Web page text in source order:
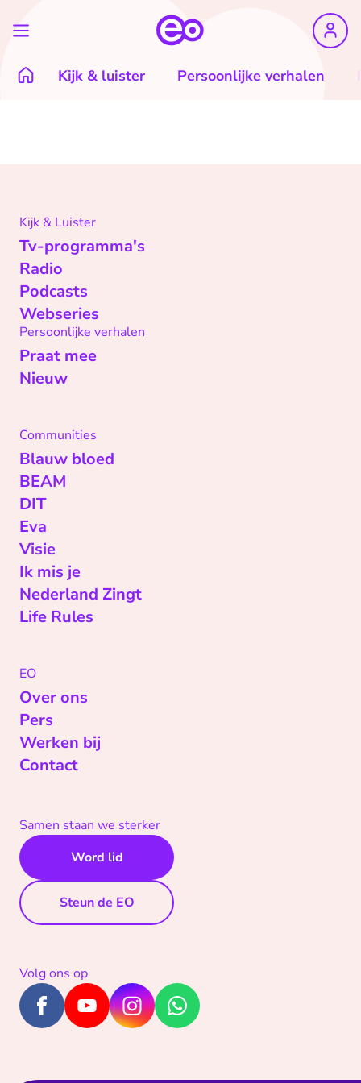
Kijk & luister Persoonlijke verhalen
Kijk & Luister
Tv-programma's
Radio
Podcasts
Webseries
Persoonlijke verhalen
Praat mee
Nieuw
Communities
Blauw bloed
BEAM
DIT
Eva
Visie
Ik mis je
Nederland Zingt
Life Rules
EO
Over ons
Pers
Werken bij
Contact
Samen staan we sterker
Word lid
Steun de EO
Volg ons op